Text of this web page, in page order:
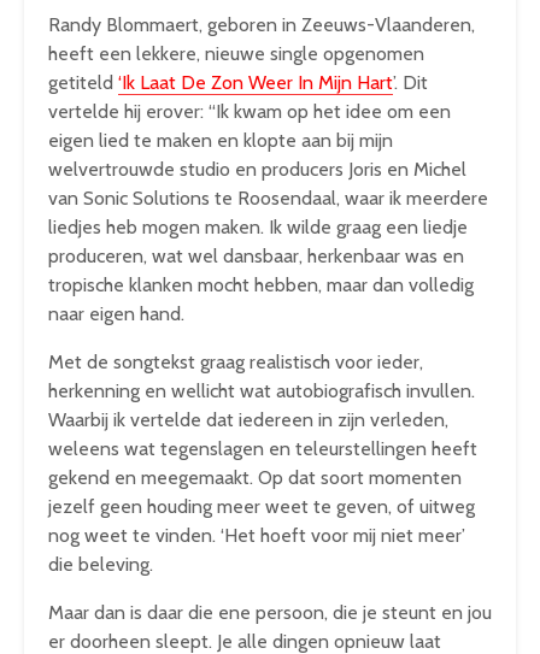
Randy Blommaert, geboren in Zeeuws-Vlaanderen,
heeft een lekkere, nieuwe single opgenomen
getiteld ‘Ik Laat De Zon Weer In Mijn Hart’. Dit
vertelde hij erover: “Ik kwam op het idee om een
eigen lied te maken en klopte aan bij mijn
welvertrouwde studio en producers Joris en Michel
van Sonic Solutions te Roosendaal, waar ik meerdere
liedjes heb mogen maken. Ik wilde graag een liedje
produceren, wat wel dansbaar, herkenbaar was en
tropische klanken mocht hebben, maar dan volledig
naar eigen hand.
Met de songtekst graag realistisch voor ieder,
herkenning en wellicht wat autobiografisch invullen.
Waarbij ik vertelde dat iedereen in zijn verleden,
weleens wat tegenslagen en teleurstellingen heeft
gekend en meegemaakt. Op dat soort momenten
jezelf geen houding meer weet te geven, of uitweg
nog weet te vinden. ‘Het hoeft voor mij niet meer’
die beleving.
Maar dan is daar die ene persoon, die je steunt en jou
er doorheen sleept. Je alle dingen opnieuw laat